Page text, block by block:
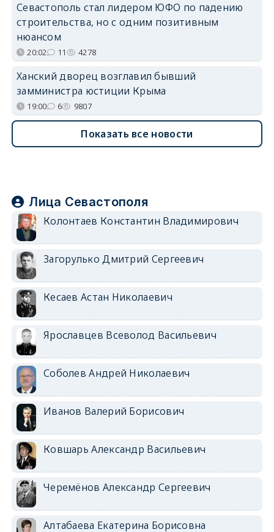
Севастополь стал лидером ЮФО по падению
строительства, но с одним позитивным
нюансом
20:02 11 4278
Ханский дворец возглавил бывший
замминистра юстиции Крыма
19:00 6 9807
Показать все новости
Лица Севастополя
Колонтаев Константин Владимирович
Загорулько Дмитрий Сергеевич
Кесаев Астан Николаевич
Ярославцев Всеволод Васильевич
Соболев Андрей Николаевич
Иванов Валерий Борисович
Ковшарь Александр Васильевич
Черемёнов Александр Сергеевич
Алтабаева Екатерина Борисовна